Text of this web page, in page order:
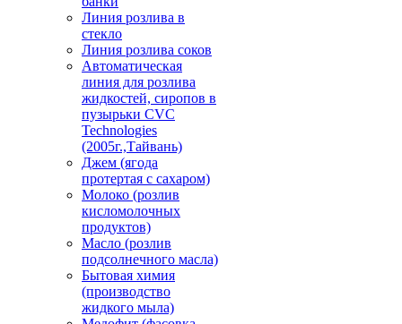
Линия розлива в
стекло
Линия розлива соков
Автоматическая
линия для розлива
жидкостей, сиропов в
пузырьки CVC
Technologies
(2005г.,Тайвань)
Джем (ягода
протертая с сахаром)
Молоко (розлив
кисломолочных
продуктов)
Масло (розлив
подсолнечного масла)
Бытовая химия
(производство
жидкого мыла)